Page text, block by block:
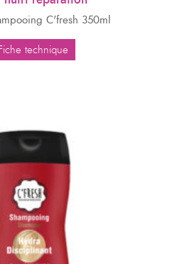
C'fresh 350ml
technique